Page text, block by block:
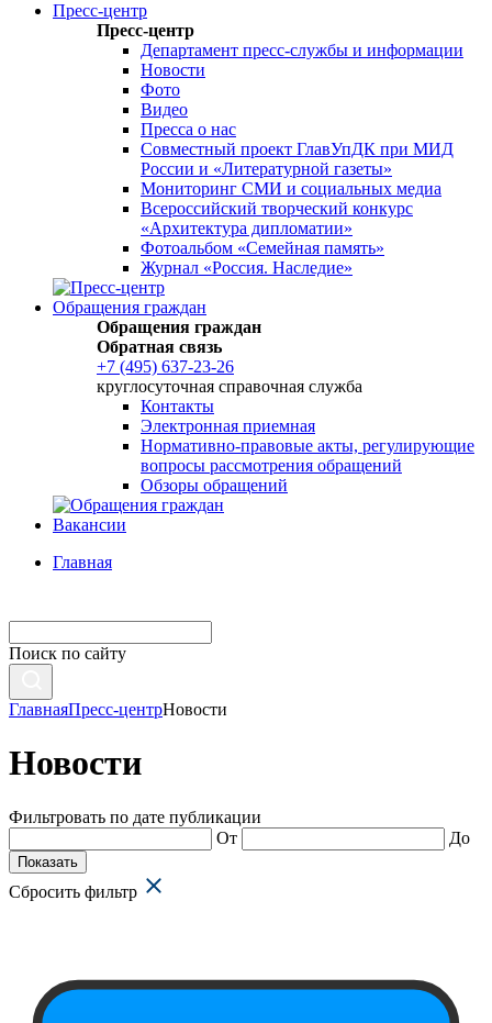
Пресс-центр
Пресс-центр
Департамент пресс-службы и информации
Новости
Фото
Видео
Пресса о нас
Совместный проект ГлавУпДК при МИД
России и «Литературной газеты»
Мониторинг СМИ и социальных медиа
Всероссийский творческий конкурс
«Архитектура дипломатии»
Фотоальбом «Семейная память»
Журнал «Россия. Наследие»
Обращения граждан
Обращения граждан
Обратная связь
+7 (495) 637-23-26
круглосуточная справочная служба
Контакты
Электронная приемная
Нормативно-правовые акты, регулирующие
вопросы рассмотрения обращений
Обзоры обращений
Вакансии
Главная
Поиск по сайту
ГлавнаяПресс-центрНовости
Новости
Фильтровать по дате публикации
От
До
Показать
Сбросить фильтр